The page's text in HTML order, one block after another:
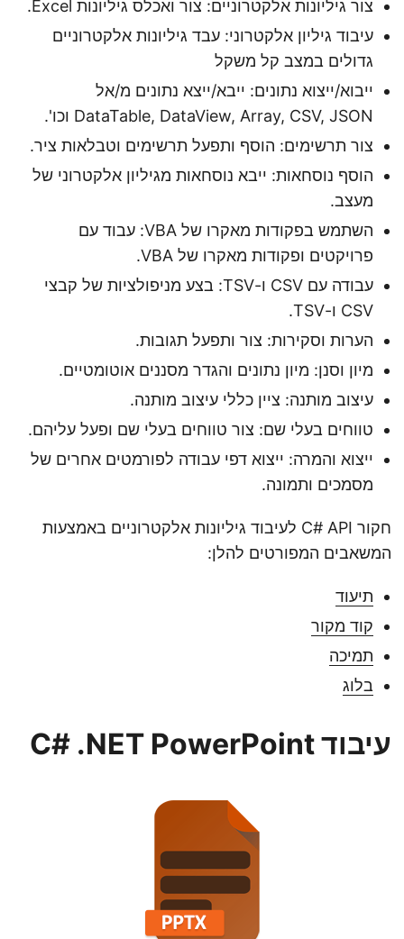
צור גיליונות אלקטרוניים: צור ואכלס גיליונות Excel.
עיבוד גיליון אלקטרוני: עבד גיליונות אלקטרוניים
גדולים במצב קל משקל
ייבוא/ייצוא נתונים: ייבא/ייצא נתונים מ/אל
DataTable, DataView, Array, CSV, JSON וכו'.
צור תרשימים: הוסף ותפעל תרשימים וטבלאות ציר.
הוסף נוסחאות: ייבא נוסחאות מגיליון אלקטרוני של
מעצב.
השתמש בפקודות מאקרו של VBA: עבוד עם
פרויקטים ופקודות מאקרו של VBA.
עבודה עם CSV ו-TSV: בצע מניפולציות של קבצי
CSV ו-TSV.
הערות וסקירות: צור ותפעל תגובות.
מיון וסנן: מיון נתונים והגדר מסננים אוטומטיים.
עיצוב מותנה: ציין כללי עיצוב מותנה.
טווחים בעלי שם: צור טווחים בעלי שם ופעל עליהם.
ייצוא והמרה: ייצוא דפי עבודה לפורמטים אחרים של
מסמכים ותמונה.
חקור C# API לעיבוד גיליונות אלקטרוניים באמצעות
המשאבים המפורטים להלן:
תיעוד
קוד מקור
תמיכה
בלוג
עיבוד C# .NET PowerPoint